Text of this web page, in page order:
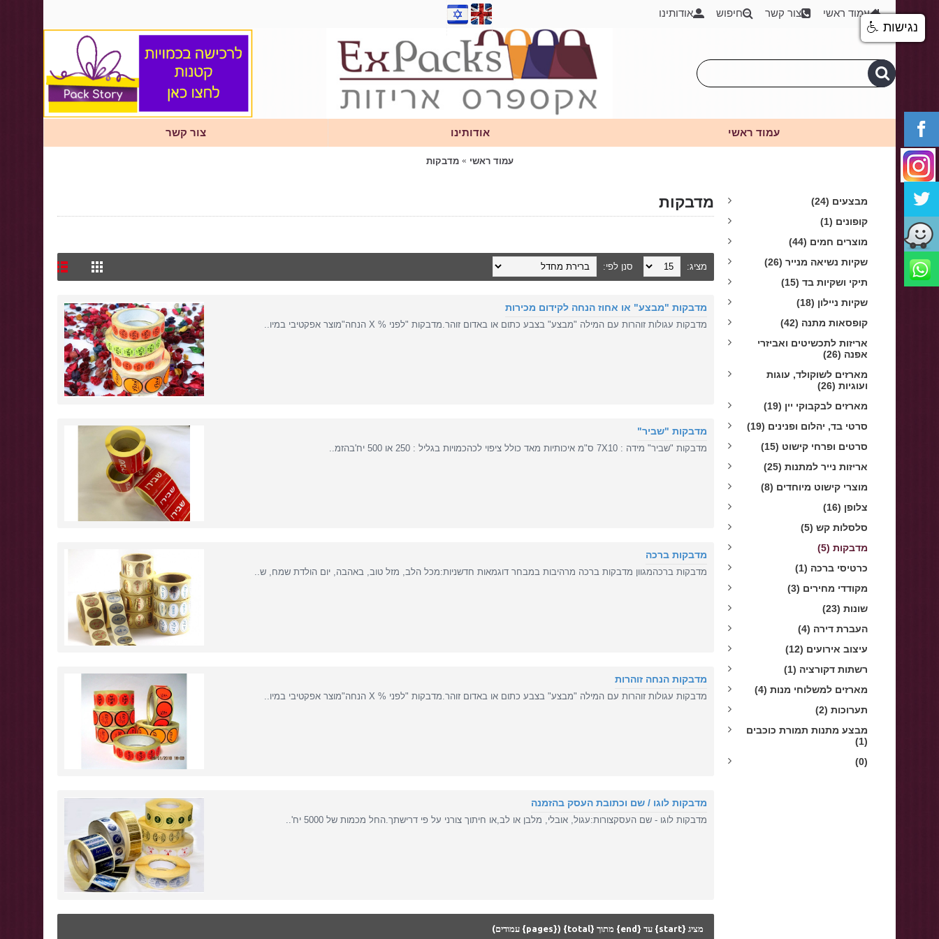
עמוד ראשי צור קשר חיפוש אודותינו
עמוד ראשי אודותינו צור קשר
עמוד ראשי מדבקות
מבצעים (24)
קופונים (1)
מוצרים חמים (44)
שקיות נשיאה מנייר (26)
תיקי ושקיות בד (15)
שקיות ניילון (18)
קופסאות מתנה (42)
אריזות לתכשיטים ואביזרי
אפנה (26)
מארזים לשוקולד, עוגות
ועוגיות (26)
מארזים לבקבוקי יין (19)
סרטי בד, יהלום ופנינים (19)
סרטים ופרחי קישוט (15)
אריזות נייר למתנות (25)
מוצרי קישוט מיוחדים (8)
צלופן (16)
סלסלות קש (5)
מדבקות (5)
כרטיסי ברכה (1)
מקודדי מחירים (3)
שונות (23)
העברת דירה (4)
עיצוב אירועים (12)
רשתות דקורציה (1)
מארזים למשלוחי מנות (4)
תערוכות (2)
מבצע מתנות תמורת כוכבים
(1)
(0)
מדבקות
מציג: סנן לפי:
מדבקות "מבצע" או אחוז הנחה לקידום מכירות
מדבקות עגולות זוהרות עם המילה "מבצע" בצבע כתום או באדום זוהר.מדבקות "לפני % X הנחה"מוצר אפקטיבי במיו..
מדבקות "שביר"
מדבקות "שביר" מידה : 7X10 ס"מ איכותיות מאד כולל ציפוי לכהכמויות בגליל : 250 או 500 יח'בהזמ..
מדבקות ברכה
מדבקות ברכהמגוון מדבקות ברכה מרהיבות במבחר דוגמאות חדשניות:מכל הלב, מזל טוב, באהבה, יום הולדת שמח, ש..
מדבקות הנחה זוהרות
מדבקות עגולות זוהרות עם המילה "מבצע" בצבע כתום או באדום זוהר.מדבקות "לפני % X הנחה"מוצר אפקטיבי במיו..
מדבקות לוגו / שם וכתובת העסק בהזמנה
מדבקות לוגו - שם העסקצורות:עגול, אובלי, מלבן או לב,או חיתוך צורני על פי דרישתך.החל מכמות של 5000 יח'..
מציג {start} עד {end} מתוך {total} ({pages} עמודים)
נגישות